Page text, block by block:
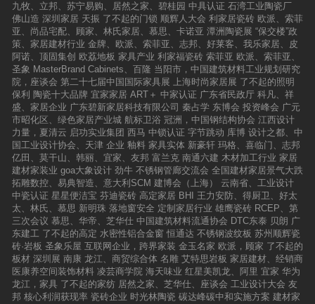
九牧、立邦、苏宁易购、居然之家、碧桂园 中具认证 石湾工业陶瓷厂
佛山造 深圳家居 天振 了不起的门锁 顺辉人大会 利家居瓷砖 欧派、索菲
亚、尚品宅配、顾家、林氏家居、慕思、卡诺亚 潭洲陶瓷展 “保交楼”政
策、家居建材行业 金牌、欧派、索菲亚、志邦、好莱客、我乐家居、皮
阿诺、顶固集创 欧荔地板 家具产业 利家福瓷砖 索菲亚 欧派、索菲亚、
圣象 MasterBrand Cabinets、百隆 当阳市，中国建筑材料工业规划研究
院，座谈会 第二十七届中国国际家具展 上海时尚家居展 了不起的照明
保利 陶瓷十大品牌 宜家家居 ART＋ 中家认证 广东省民政厅 科凡、祥
盛、家居企业 广东碧新家居科技有限公司 秦占学 东博会 投资峰会 广元
市昭化区、绿色家居产业城 航标卫浴 冠洲，中国钢结构协会 江西设计
力量，夏清云 启功实业集团 西马 中锁认证 字节跳动 库博 设计之都、中
国工业设计协会、天津 企业 釉料 家具实体 新豪轩 玛格、喜临门、志邦
亿田、莫干山、韩丽、宜家、友邦 富兰克 南通六建 木材加工行业 家居
建材家装业 goa大象设计 劲牛 不锈钢管廊交流会 全国建材家居景气大跌
拓雕数控、易典智造、意大利SCM 建博会（上海）
云南省、工业设计
中瓷认证 星星便洁宝 芬迪瓷砖 高定家居 BHI
王力安防、得厨卫、好太
太、林氏、慕思 新明珠 落地窗安全 定制家居行业 雄鹰瓷砖 RCEP、第
三次会议 慕思、华帝、芝华仕 中国建筑材料流通协会 DTC东泰 贝朗 广
东建工 了不起的高定 水密性铝合金窗 恒通达 不锈钢波纹板 苏州顺辉瓷
砖·岩板 圣象乐屋 互联网企业，跨界家装 金玉名家 欧派，顾家 了不起的
板材 深圳展 南康 龙江、商贸综合体 名雕 艾特思岩板 家居建材、经销商
医康养空间装饰材料 凌芸商学院 海天味业 红星美凯龙、阿里 宜家 华为
龙江，家具 了不起的家纺 居然之家、芝华仕、座谈会 工业设计大会 友
邦 核心利润获现率 瓷砖企业 时光林陶瓷 碳达峰碳中和实施方案 建材家